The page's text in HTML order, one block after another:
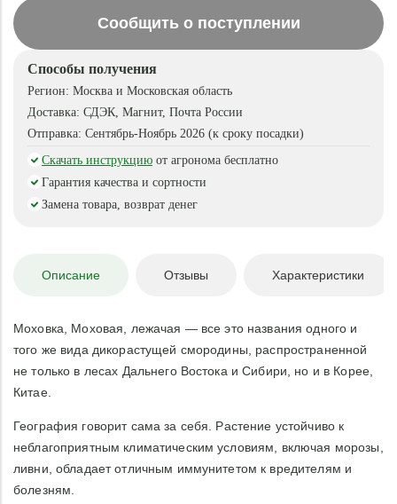
Сообщить о поступлении
Способы получения
Регион: Москва и Московская область
Доставка: СДЭК, Магнит, Почта России
Отправка: Сентябрь-Ноябрь 2026 (к сроку посадки)
Скачать инструкцию от агронома бесплатно
Гарантия качества и сортности
Замена товара, возврат денег
Описание Отзывы Характеристики
Моховка, Моховая, лежачая — все это названия одного и
того же вида дикорастущей смородины, распространенной
не только в лесах Дальнего Востока и Сибири, но и в Корее,
Китае.
География говорит сама за себя. Растение устойчиво к
неблагоприятным климатическим условиям, включая морозы,
ливни, обладает отличным иммунитетом к вредителям и
болезням.